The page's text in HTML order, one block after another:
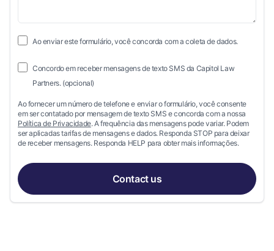
Ao enviar este formulário, você concorda com a coleta de dados.
Concordo em receber mensagens de texto SMS da Capitol Law
Partners. (opcional)
Ao fornecer um número de telefone e enviar o formulário, você consente
em ser contatado por mensagem de texto SMS e concorda com a nossa
Política de Privacidade. A frequência das mensagens pode variar. Podem
ser aplicadas tarifas de mensagens e dados. Responda STOP para deixar
de receber mensagens. Responda HELP para obter mais informações.
Contact us